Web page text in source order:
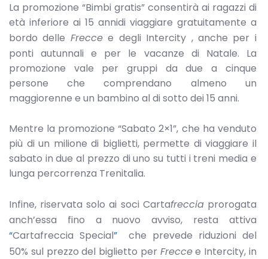
La promozione “Bimbi gratis” consentirà ai ragazzi di
età inferiore ai 15 annidi viaggiare gratuitamente a
bordo delle Freccee degli Intercity , anche per i
ponti autunnali e per le vacanze di Natale. La
promozione vale per gruppi da due a cinque
persone che comprendano almeno un
maggiorenne e un bambino al di sotto dei 15 anni.
Mentre la promozione “Sabato 2×1”, che ha venduto
più di un milione di biglietti, permette di viaggiare il
sabato in due al prezzo di uno su tutti i treni media e
lunga percorrenza Trenitalia.
Infine, riservata solo ai soci Cartafrecciaprorogata
anch’essa fino a nuovo avviso, resta attiva
“Cartafreccia Special”che prevede riduzioni del
50% sul prezzo del biglietto per Freccee Intercity, in